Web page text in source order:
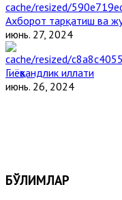
Ахборот тарқатиш ва
июнь. 27, 2024
Гиёҳвандлик иллати
июнь. 26, 2024
БЎЛИМЛАР